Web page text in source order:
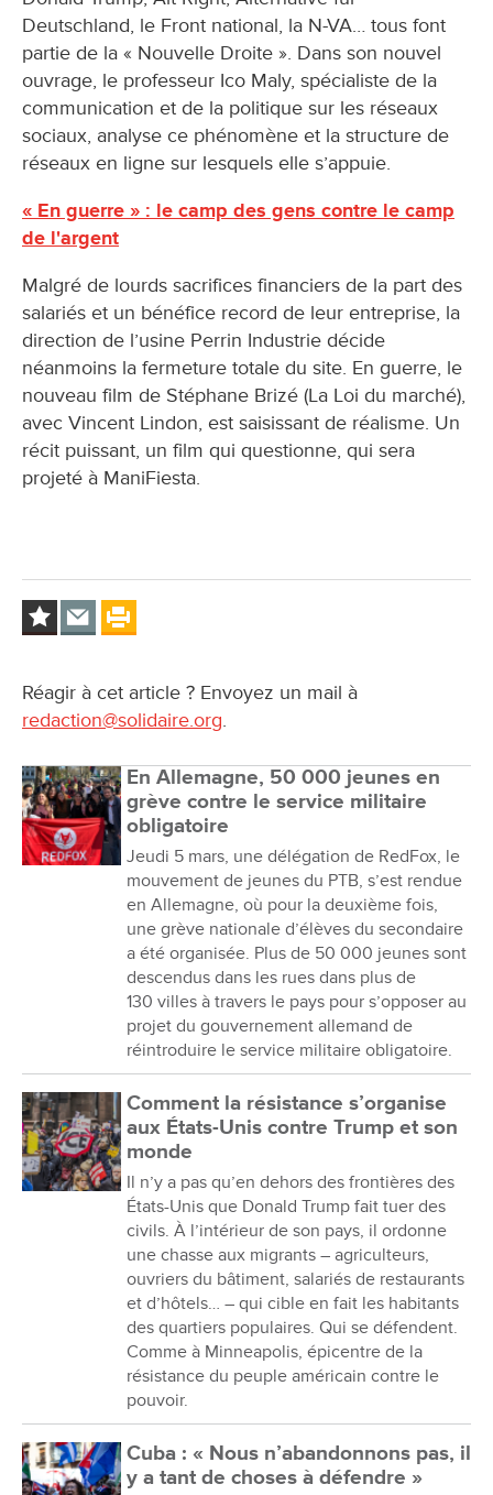
Deutschland, le Front national, la N-VA… tous font
partie de la « Nouvelle Droite ». Dans son nouvel
ouvrage, le professeur Ico Maly, spécialiste de la
communication et de la politique sur les réseaux
sociaux, analyse ce phénomène et la structure de
réseaux en ligne sur lesquels elle s’appuie.
« En guerre » : le camp des gens contre le camp
de l'argent
Malgré de lourds sacrifices financiers de la part des
salariés et un bénéfice record de leur entreprise, la
direction de l’usine Perrin Industrie décide
néanmoins la fermeture totale du site. En guerre, le
nouveau film de Stéphane Brizé (La Loi du marché),
avec Vincent Lindon, est saisissant de réalisme. Un
récit puissant, un film qui questionne, qui sera
projeté à ManiFiesta.
Réagir à cet article ? Envoyez un mail à
redaction@solidaire.org.
En Allemagne, 50 000 jeunes en
grève contre le service militaire
obligatoire
Jeudi 5 mars, une délégation de RedFox, le
mouvement de jeunes du PTB, s’est rendue
en Allemagne, où pour la deuxième fois,
une grève nationale d’élèves du secondaire
a été organisée. Plus de 50 000 jeunes sont
descendus dans les rues dans plus de
130 villes à travers le pays pour s’opposer au
projet du gouvernement allemand de
réintroduire le service militaire obligatoire.
Comment la résistance s’organise
aux États-Unis contre Trump et son
monde
Il n’y a pas qu’en dehors des frontières des
États-Unis que Donald Trump fait tuer des
civils. À l’intérieur de son pays, il ordonne
une chasse aux migrants – agriculteurs,
ouvriers du bâtiment, salariés de restaurants
et d’hôtels… – qui cible en fait les habitants
des quartiers populaires. Qui se défendent.
Comme à Minneapolis, épicentre de la
résistance du peuple américain contre le
pouvoir.
Cuba : « Nous n’abandonnons pas, il
y a tant de choses à défendre »